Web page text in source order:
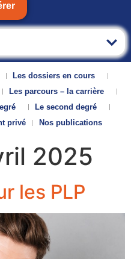
Les dossiers en cours
Les parcours – la carrière
Le second degré
privé Nos publications
2025
les PLP